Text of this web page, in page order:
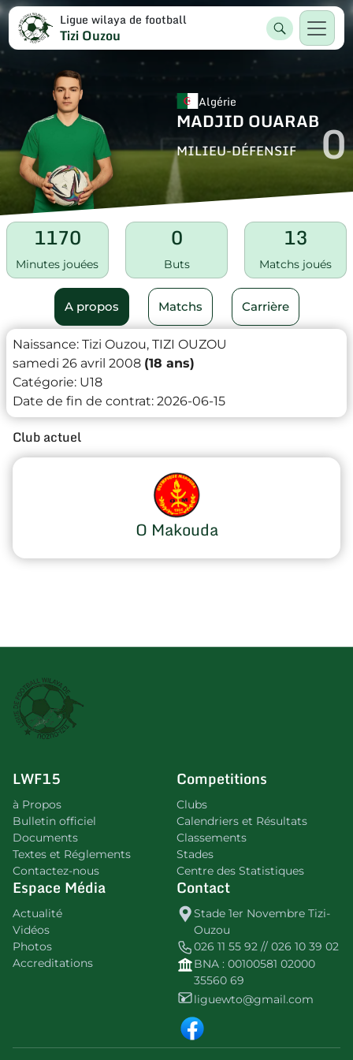
Ligue wilaya de football
Tizi Ouzou
Algérie
MADJID OUARAB
MILIEU-DÉFENSIF 0
1170
Minutes jouées
0
Buts
13
Matchs joués
A propos Matchs Carrière
Naissance: Tizi Ouzou, TIZI OUZOU
samedi 26 avril 2008 (18 ans)
Catégorie: U18
Date de fin de contrat: 2026-06-15
Club actuel
O Makouda
LWF15
à Propos
Bulletin officiel
Documents
Textes et Réglements
Contactez-nous
Competitions
Clubs
Calendriers et Résultats
Classements
Stades
Centre des Statistiques
Espace Média
Actualité
Vidéos
Photos
Accreditations
Contact
Stade 1er Novembre Tizi-
Ouzou
026 11 55 92 // 026 10 39 02
BNA : 00100581 02000
35560 69
liguewto@gmail.com